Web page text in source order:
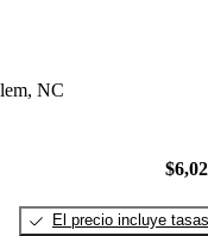
NC
El precio incluye tasas